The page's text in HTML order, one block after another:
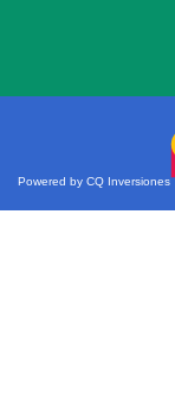
Powered by CQ Inversiones